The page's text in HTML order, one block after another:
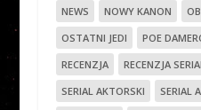
NEWS
NOWY KANON
OSTATNI JEDI
POE
RECENZJA
RECENZJA
SERIAL AKTORSKI
SERIAL